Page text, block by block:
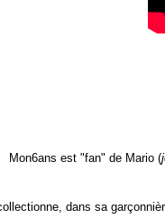
Mon6ans est "fan" de Mario (
dans sa